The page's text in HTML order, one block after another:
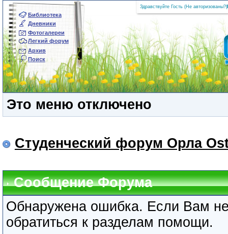
Библиотека
Дневники
Фотогалереи
Легкий форум
Архив
Поиск
Здравствуйте Гость (Не авторизованы?
Это меню отключено
Студенческий форум Орла
Сообщение Форума
Обнаружена ошибка. Если Вам
обратиться к разделам помощи.